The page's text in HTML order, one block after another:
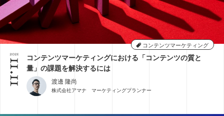
コンテンツマーケティング
2021
11.11コンテンツマーケティングにおける「コンテンツの質と
量」の課題を解決するには
渡邊 隆尚
株式会社アマナ マーケティングプランナー